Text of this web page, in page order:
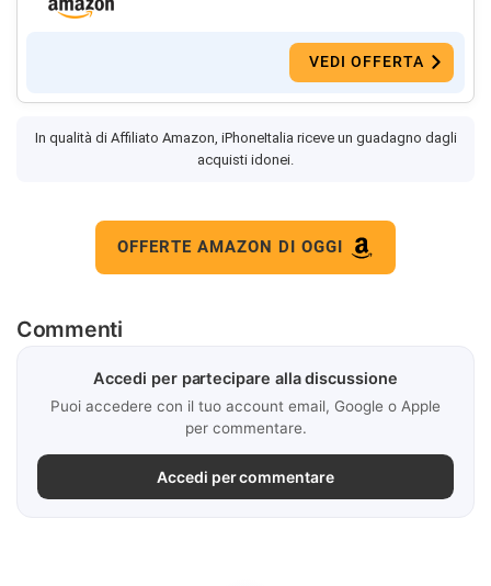
VEDI OFFERTA
In qualità di Affiliato Amazon, iPhoneItalia riceve un guadagno dagli
acquisti idonei.
OFFERTE AMAZON DI OGGI
Commenti
Accedi per partecipare alla discussione
Puoi accedere con il tuo account email, Google o Apple
per commentare.
Accedi per commentare